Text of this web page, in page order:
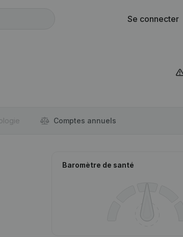
Se connecter
Comptes annuels
Baromètre de santé